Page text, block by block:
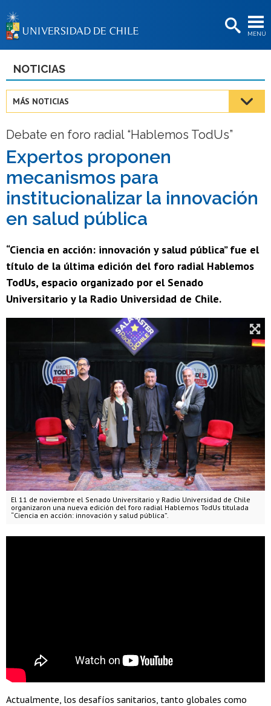
MENÚ
BIBLIOTECAS
Estudiantes
Académicas/os
Funcionarias/os
Egresadas/os
NOTICIAS
MÁS NOTICIAS
Debate en foro radial “Hablemos TodUs”
Expertos proponen
mecanismos para
institucionalizar la innovación
en salud pública
“Ciencia en acción: innovación y salud pública” fue el
título de la última edición del foro radial Hablemos
TodUs, espacio organizado por el Senado
Universitario y la Radio Universidad de Chile.
El 11 de noviembre el Senado Universitario y Radio Universidad de Chile
organizaron una nueva edición del foro radial Hablemos TodUs titulada
“Ciencia en acción: innovación y salud pública”.
Actualmente, los desafíos sanitarios, tanto globales como